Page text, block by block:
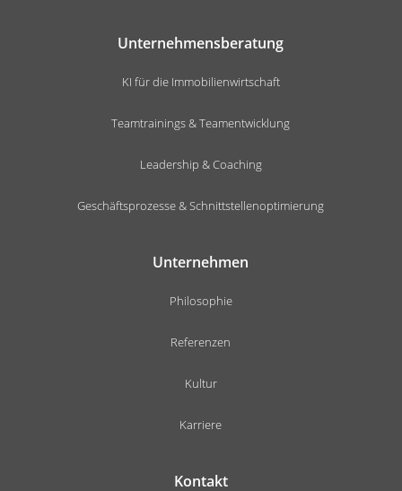
Unternehmensberatung
KI für die Immobilienwirtschaft
Teamtrainings & Teamentwicklung
Leadership & Coaching
Geschäftsprozesse & Schnittstellenoptimierung
Unternehmen
Philosophie
Referenzen
Kultur
Karriere
Kontakt